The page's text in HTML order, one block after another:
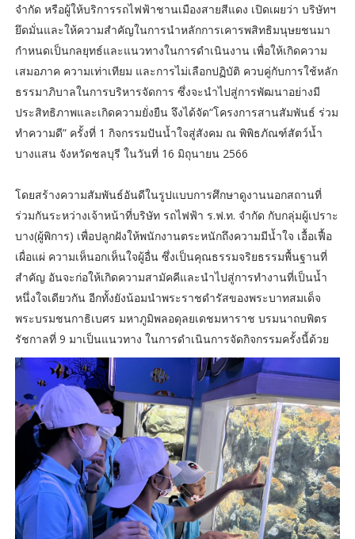
จำกัด หรือผู้ให้บริการรถไฟฟ้าชานเมืองสายสีแดง เปิดเผยว่า บริษัทฯ
ยึดมั่นและให้ความสำคัญในการนำหลักการเคารพสิทธิมนุษยชนมา
กำหนดเป็นกลยุทธ์และแนวทางในการดำเนินงาน เพื่อให้เกิดความ
เสมอภาค ความเท่าเทียม และการไม่เลือกปฏิบัติ ควบคู่กับการใช้หลัก
ธรรมาภิบาลในการบริหารจัดการ ซึ่งจะนำไปสู่การพัฒนาอย่างมี
ประสิทธิภาพและเกิดความยั่งยืน จึงได้จัด“โครงการสานสัมพันธ์ ร่วม
ทำความดี” ครั้งที่ 1 กิจกรรมปันน้ำใจสู่สังคม ณ พิพิธภัณฑ์สัตว์น้ำ
บางแสน จังหวัดชลบุรี ในวันที่ 16 มิถุนายน 2566
โดยสร้างความสัมพันธ์อันดีในรูปแบบการศึกษาดูงานนอกสถานที่
ร่วมกันระหว่างเจ้าหน้าที่บริษัท รถไฟฟ้า ร.ฟ.ท. จำกัด กับกลุ่มผู้เปราะ
บาง(ผู้พิการ) เพื่อปลูกฝังให้พนักงานตระหนักถึงความมีน้ำใจ เอื้อเฟื้อ
เผื่อแผ่ ความเห็นอกเห็นใจผู้อื่น ซึ่งเป็นคุณธรรมจริยธรรมพื้นฐานที่
สำคัญ อันจะก่อให้เกิดความสามัคคีและนำไปสู่การทำงานที่เป็นน้ำ
หนึ่งใจเดียวกัน อีกทั้งยังน้อมนำพระราชดำรัสของพระบาทสมเด็จ
พระบรมชนกาธิเบศร มหาภูมิพลอดุลยเดชมหาราช บรมนาถบพิตร
รัชกาลที่ 9 มาเป็นแนวทาง ในการดำเนินการจัดกิจกรรมครั้งนี้ด้วย